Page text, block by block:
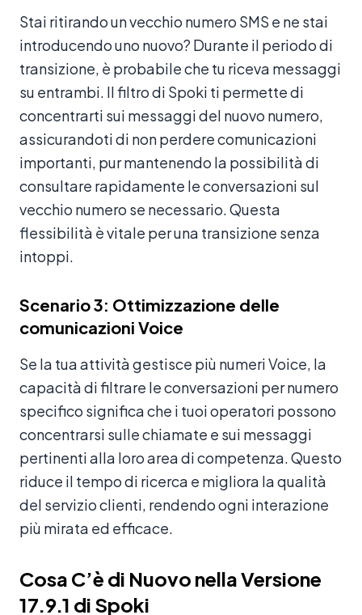
Stai ritirando un vecchio numero SMS e ne stai
introducendo uno nuovo? Durante il periodo di
transizione, è probabile che tu riceva messaggi
su entrambi. Il filtro di Spoki ti permette di
concentrarti sui messaggi del nuovo numero,
assicurandoti di non perdere comunicazioni
importanti, pur mantenendo la possibilità di
consultare rapidamente le conversazioni sul
vecchio numero se necessario. Questa
flessibilità è vitale per una transizione senza
intoppi.
Scenario 3: Ottimizzazione delle
comunicazioni Voice
Se la tua attività gestisce più numeri Voice, la
capacità di filtrare le conversazioni per numero
specifico significa che i tuoi operatori possono
concentrarsi sulle chiamate e sui messaggi
pertinenti alla loro area di competenza. Questo
riduce il tempo di ricerca e migliora la qualità
del servizio clienti, rendendo ogni interazione
più mirata ed efficace.
Cosa C’è di Nuovo nella Versione
17.9.1 di Spoki